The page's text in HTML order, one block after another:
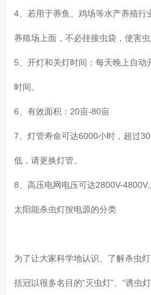
4、若用于养鱼、鸡场等水产养殖行
养殖场上面，不必挂接虫袋，使害
5、开灯和关灯时间：每天晚上自
时间。
6、有效面积：20亩-80亩
7、灯管寿命可达6000小时，超过
低，请更换灯管。
8、高压电网电压可达2800V-4800V
太阳能杀虫灯按电源的分类
为了让大家科学地认识、了解杀虫
括冠以很多名目的“灭虫灯”、“诱虫